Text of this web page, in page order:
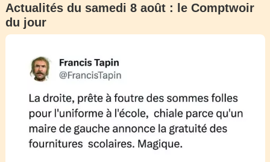
Actualités du samedi 8 août : le Comptwoir
du jour